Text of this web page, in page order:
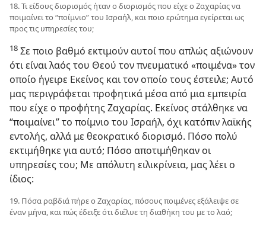
18. Τι είδους διορισμός ήταν ο διορισμός που είχε ο Ζαχαρίας να
ποιμαίνει το “ποίμνιο” του Ισραήλ, και ποιο ερώτημα εγείρεται ως
προς τις υπηρεσίες του;
18 Σε ποιο βαθμό εκτιμούν αυτοί που απλώς αξιώνουν
ότι είναι λαός του Θεού τον πνευματικό «ποιμένα» τον
οποίο ήγειρε Εκείνος και τον οποίο τους έστειλε; Αυτό
μας περιγράφεται προφητικά μέσα από μια εμπειρία
που είχε ο προφήτης Ζαχαρίας. Εκείνος στάλθηκε να
“ποιμαίνει” το ποίμνιο του Ισραήλ, όχι κατόπιν λαϊκής
εντολής, αλλά με θεοκρατικό διορισμό. Πόσο πολύ
εκτιμήθηκε για αυτό; Πόσο αποτιμήθηκαν οι
υπηρεσίες του; Με απόλυτη ειλικρίνεια, μας λέει ο
ίδιος:
19. Πόσα ραβδιά πήρε ο Ζαχαρίας, πόσους ποιμένες εξάλειψε σε
έναν μήνα, και πώς έδειξε ότι διέλυε τη διαθήκη του με το λαό;